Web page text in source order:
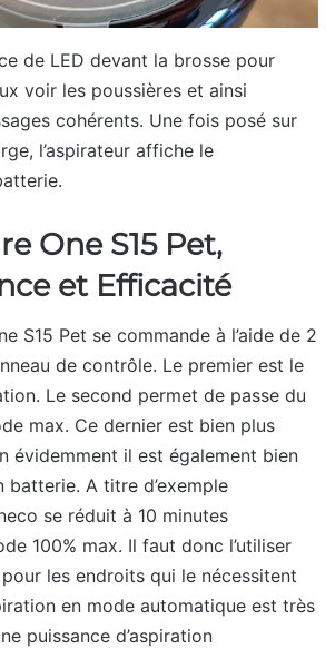
de LED devant la brosse pour
voir les poussières et ainsi
cohérents. Une fois posé sur
l’aspirateur affiche le
One S15 Pet,
et Efficacité
S15 Pet se commande à l’aide de 2
de contrôle. Le premier est le
Le second permet de passe du
max. Ce dernier est bien plus
évidemment il est également bien
batterie. A titre d’exemple
se réduit à 10 minutes
100% max. Il faut donc l’utiliser
les endroits qui le nécessitent
en mode automatique est très
puissance d’aspiration